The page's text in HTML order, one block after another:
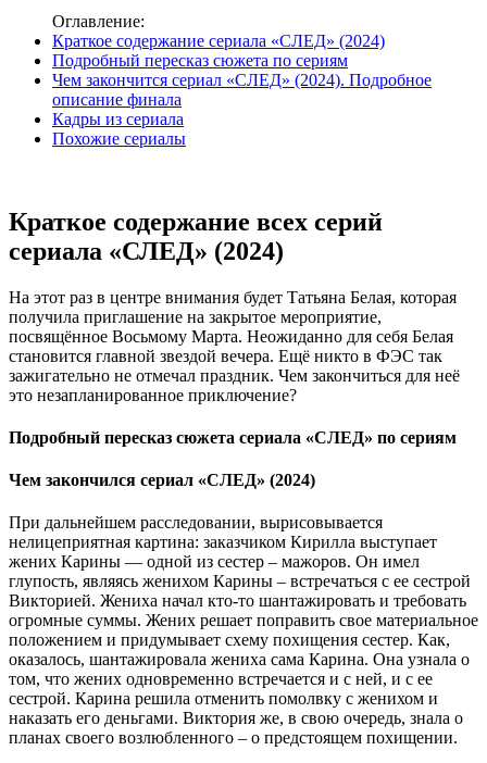
Оглавление:
Краткое содержание сериала «СЛЕД» (2024)
Подробный пересказ сюжета по сериям
Чем закончится сериал «СЛЕД» (2024). Подробное
описание финала
Кадры из сериала
Похожие сериалы
Краткое содержание всех серий
сериала «СЛЕД» (2024)
На этот раз в центре внимания будет Татьяна Белая, которая
получила приглашение на закрытое мероприятие,
посвящённое Восьмому Марта. Неожиданно для себя Белая
становится главной звездой вечера. Ещё никто в ФЭС так
зажигательно не отмечал праздник. Чем закончиться для неё
это незапланированное приключение?
Подробный пересказ сюжета сериала «СЛЕД» по сериям
Чем закончился сериал «СЛЕД» (2024)
При дальнейшем расследовании, вырисовывается
нелицеприятная картина: заказчиком Кирилла выступает
жених Карины — одной из сестер – мажоров. Он имел
глупость, являясь женихом Карины – встречаться с ее сестрой
Викторией. Жениха начал кто-то шантажировать и требовать
огромные суммы. Жених решает поправить свое материальное
положением и придумывает схему похищения сестер. Как,
оказалось, шантажировала жениха сама Карина. Она узнала о
том, что жених одновременно встречается и с ней, и с ее
сестрой. Карина решила отменить помолвку с женихом и
наказать его деньгами. Виктория же, в свою очередь, знала о
планах своего возлюбленного – о предстоящем похищении.